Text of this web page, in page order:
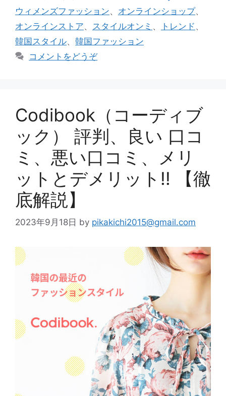
リ
ー
グ
ウィメンズファッション、 オンラインショップ、
オンラインストア、 スタイルオンミ 、 トレンド 、
韓国スタイル、 韓国ファッション
コメントをどうぞ
Codibook（コーディブ
ック） 評判、良い 口コ
ミ、悪い口コミ、メリ
ットとデメリット!! 【徹
底解説】
2023年9月18日 by pikakichi2015@gmail.com